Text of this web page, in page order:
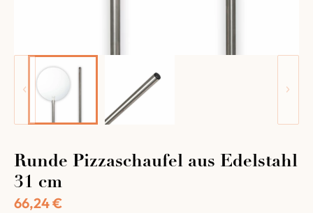
Runde Pizzaschaufel aus Edelstahl
31 cm
66,24€